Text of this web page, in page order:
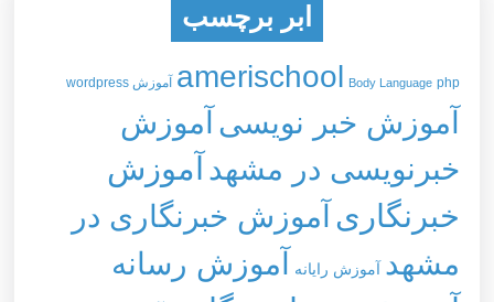
ابر برچسب
amerischool Body Language php آموزش wordpress
آموزش خبر نویسی آموزش
خبرنویسی در مشهد آموزش
خبرنگاری آموزش خبرنگاری در
مشهد
آموزش رایانه آموزش رسانه